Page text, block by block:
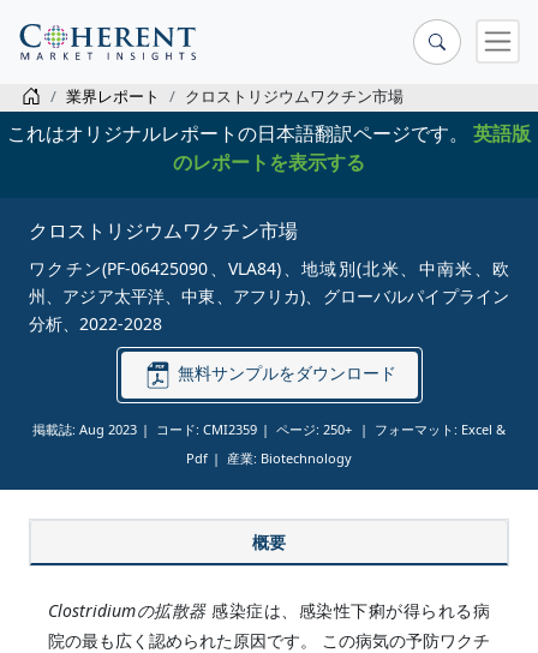
業界レポート クロストリジウムワクチン市場
これはオリジナルレポートの日本語翻訳ページです。 英語版
のレポートを表示する
クロストリジウムワクチン市場
ワクチン(PF-06425090、VLA84)、地域別(北米、中南米、欧
州、アジア太平洋、中東、アフリカ)、グローバルパイプライン
分析、2022-2028
無料サンプルをダウンロード
掲載誌: Aug 2023 コード: CMI2359 ページ: 250+
フォーマット: Excel &
Pdf
産業: Biotechnology
概要
Clostridiumの拡散器感染症は、感染性下痢が得られる病
院の最も広く認められた原因です。 この病気の予防ワクチ